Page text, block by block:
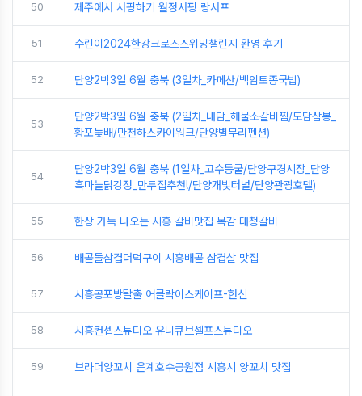
50 제주에서 서핑하기 월정서핑 랑서프
51 수린이2024한강크로스스위밍챌린지 완영 후기
52 단양2박3일 6월 충북 (3일차_카페산/백암토종국밥)
53
단양2박3일 6월 충북 (2일차_내담_해물소갈비찜/도담삼봉_
황포돛배/만천하스카이워크/단양별무리펜션)
54
단양2박3일 6월 충북 (1일차_고수동굴/단양구경시장_단양
흑마늘닭강정_만두집추천!/단양개빛터널/단양관광호텔)
55 한상 가득 나오는 시흥 갈비맛집 목감 대청갈비
56 배곧돌삼겹더덕구이 시흥배곧 삼겹살 맛집
57 시흥공포방탈출 어클락이스케이프-헌신
58 시흥컨셉스튜디오 유니큐브셀프스튜디오
59 브라더양꼬치 은계호수공원점 시흥시 양꼬치 맛집